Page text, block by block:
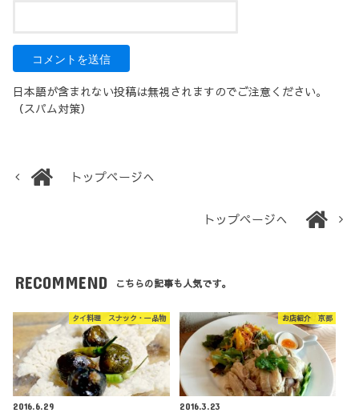
日本語が含まれない投稿は無視されますのでご注意ください。
（スパム対策）
トップページへ
トップページへ
RECOMMEND こちらの記事も人気です。
タイ料理 スナック・一品物
2016.6.29
お店紹介 京都
2016.3.23